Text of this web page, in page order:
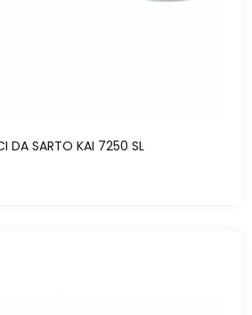
DA SARTO KAI 7250 SL